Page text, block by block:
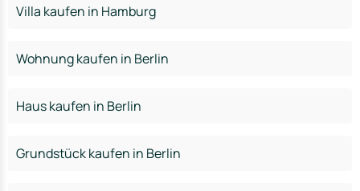
Villa kaufen in Hamburg
Wohnung kaufen in Berlin
Haus kaufen in Berlin
Grundstück kaufen in Berlin